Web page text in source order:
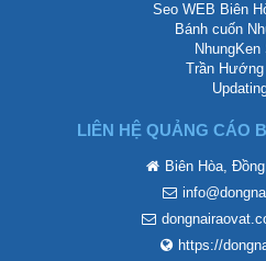
Seo WEB Biên
Bánh cuốn
NhungKen
Trần Hướng
LIÊN HỆ QUẢNG CÁO
Biên Hòa,
https://